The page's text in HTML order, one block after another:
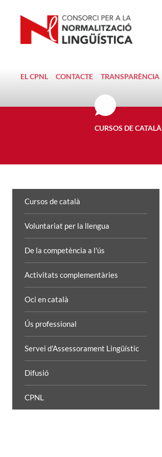
EL CPNL CONTACTE TRANSPARÈNCIA
CURSOS DE CATALÀ
Cursos de català
Voluntariat per la llengua
De la competència a l'ús
Activitats complementàries
Oci en català
Ús professional
Servei d'Assessorament Lingüístic
Difusió
CPNL